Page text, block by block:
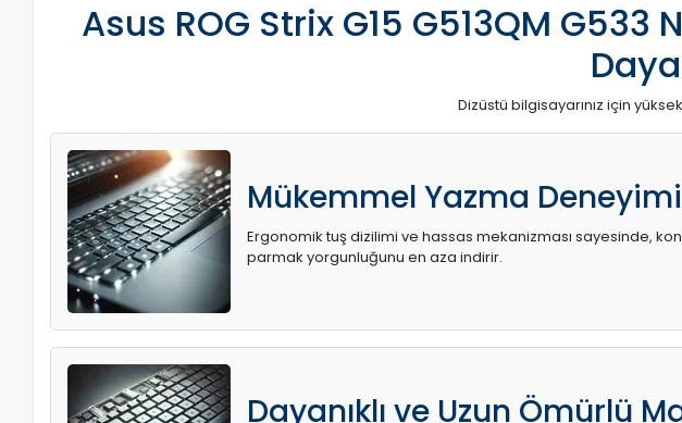
Asus ROG Strix G15 G513QM
Dizüstü bilgisayarınız için
Mükemmel Yazma Deneyimi
Ergonomik tuş dizilimi ve hassas mekanizması sayesinde,
parmak yorgunluğunu en aza indirir.
Dayanıklı ve Uzun Ömürlü